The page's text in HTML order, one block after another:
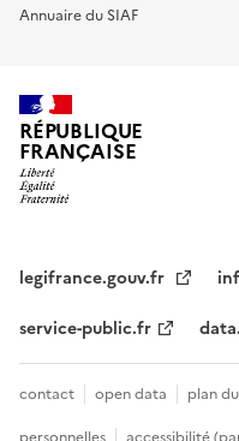
Annuaire du SIAF
RÉPUBLIQUE
FRANÇAISE
legifrance.gouv.fr
service-public.fr
contact open data plan